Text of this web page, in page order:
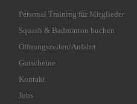
Personal Training für Mitglieder
Squash & Badminton buchen
Öffnungszeiten/Anfahrt
Gutscheine
Kontakt
Jobs